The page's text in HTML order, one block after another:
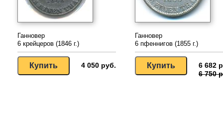
Ганновер
6 крейцеров (1846 г.)
4 050 руб.
Ганновер
6 пфеннигов (1855 г.)
6 682
6 750